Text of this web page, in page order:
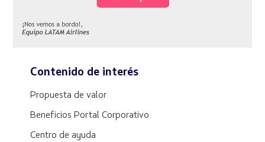
Contenido de interés
Propuesta de valor
Beneficios Portal Corporativo
Centro de ayuda